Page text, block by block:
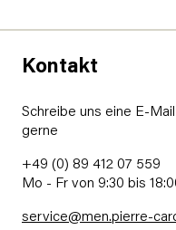
Kontakt
Schreibe uns eine E-
gerne
+49 (0) 89 412 07 559
Mo - Fr von 9:30 bis
service@men.pierre-